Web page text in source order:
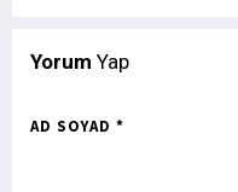
Yorum Yap
AD SOYAD *